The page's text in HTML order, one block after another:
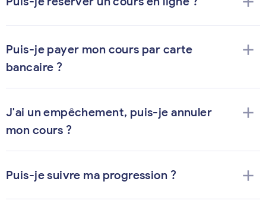
Puis-je payer mon cours par carte
bancaire ?
add
J'ai un empêchement, puis-je annuler
mon cours ?
add
Puis-je suivre ma progression ? add